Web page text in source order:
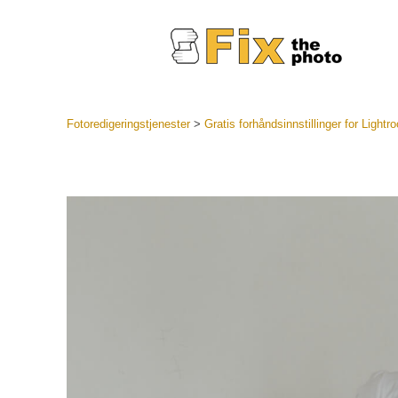
Mobile
Fotoredigeringstjenester> Gratis forhåndsinnstillinger for